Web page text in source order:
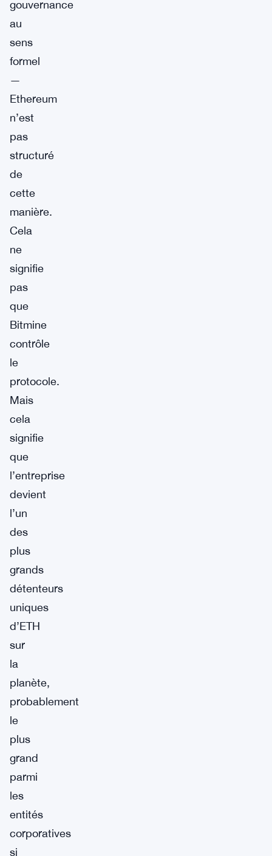
gouvernance
au
sens
formel
—
Ethereum
n’est
pas
structuré
de
cette
manière.
Cela
ne
signifie
pas
que
Bitmine
contrôle
le
protocole.
Mais
cela
signifie
que
l’entreprise
devient
l’un
des
plus
grands
détenteurs
uniques
d’ETH
sur
la
planète,
probablement
le
plus
grand
parmi
les
entités
corporatives
si